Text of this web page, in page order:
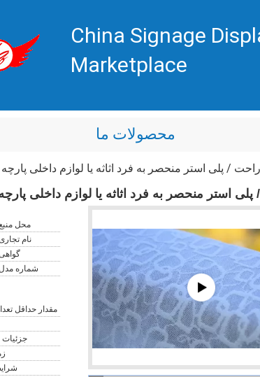
China Signage
Marketplace
محصولات ما
راحت / پلی استر منحصر به فرد اثاثه یا لوازم داخلی
پلی استر منحصر به فرد اثاثه یا لوازم داخلی
محل
نام
شماره
مقدار حداقل
جزئیات